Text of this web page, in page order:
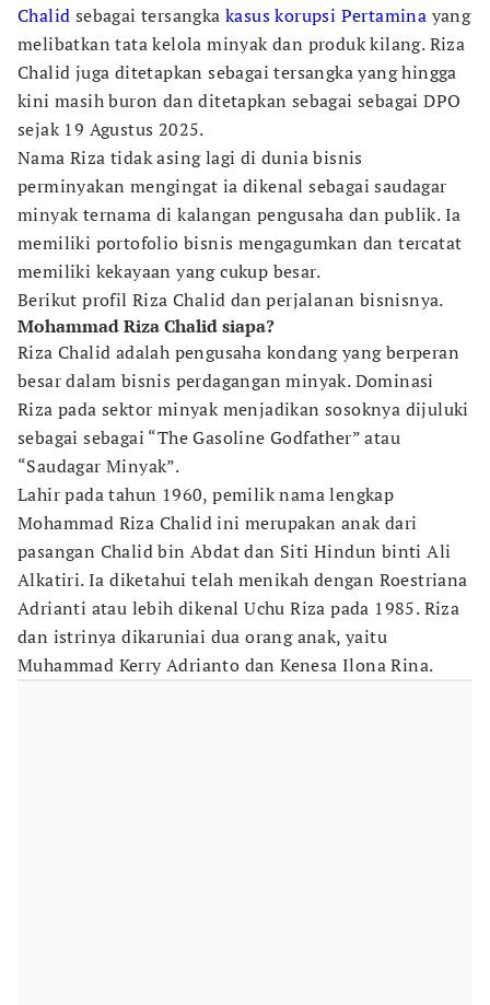
Chalid sebagai tersangkakasus korupsi Pertamina yang
melibatkan tata kelola minyak dan produk kilang. Riza
Chalid juga ditetapkan sebagai tersangka yang hingga
kini masih buron dan ditetapkan sebagai sebagai DPO
sejak 19 Agustus 2025.
Nama Riza tidak asing lagi di dunia bisnis
perminyakan mengingat ia dikenal sebagai saudagar
minyak ternama di kalangan pengusaha dan publik. Ia
memiliki portofolio bisnis mengagumkan dan tercatat
memiliki kekayaan yang cukup besar.
Berikut profil Riza Chalid dan perjalanan bisnisnya.
Mohammad Riza Chalid siapa?
Riza Chalid adalah pengusaha kondang yang berperan
besar dalam bisnis perdagangan minyak. Dominasi
Riza pada sektor minyak menjadikan sosoknya dijuluki
sebagai sebagai “The Gasoline Godfather” atau
“Saudagar Minyak”.
Lahir pada tahun 1960, pemilik nama lengkap
Mohammad Riza Chalid ini merupakan anak dari
pasangan Chalid bin Abdat dan Siti Hindun binti Ali
Alkatiri. Ia diketahui telah menikah dengan Roestriana
Adrianti atau lebih dikenal Uchu Riza pada 1985. Riza
dan istrinya dikaruniai dua orang anak, yaitu
Muhammad Kerry Adrianto dan Kenesa Ilona Rina.